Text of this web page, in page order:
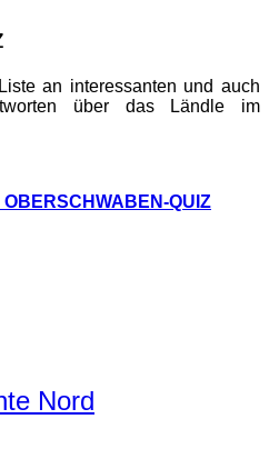
an interessanten und auch
über das Ländle im
QUIZ
Nord